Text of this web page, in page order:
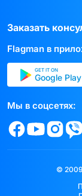
Заказать
Flagman в
GET IT ON
Google Play
Мы в соцсетях:
©